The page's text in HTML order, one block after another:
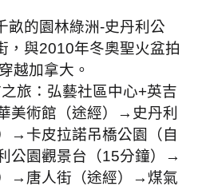
畝的園林綠洲-史丹利公
，與2010年冬奧聖火盆拍
越加拿大。
旅：弘藝社區中心+英吉
美術館（途經）→史丹利
→卡皮拉諾吊橋公園（自
公園觀景台（15分鐘）→
→唐人街（途經）→煤氣